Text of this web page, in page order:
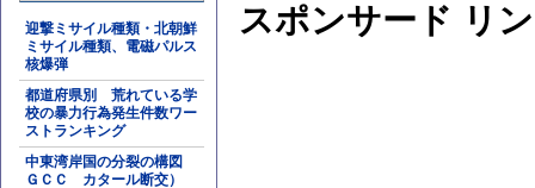
迎撃ミサイル種類・北朝鮮
ミサイル種類、電磁パルス
核爆弾
都道府県別 荒れている学
校の暴力行為発生件数ワー
ストランキング
中東湾岸国の分裂の構図
ＧＣＣ カタール断交）
スポンサード リ